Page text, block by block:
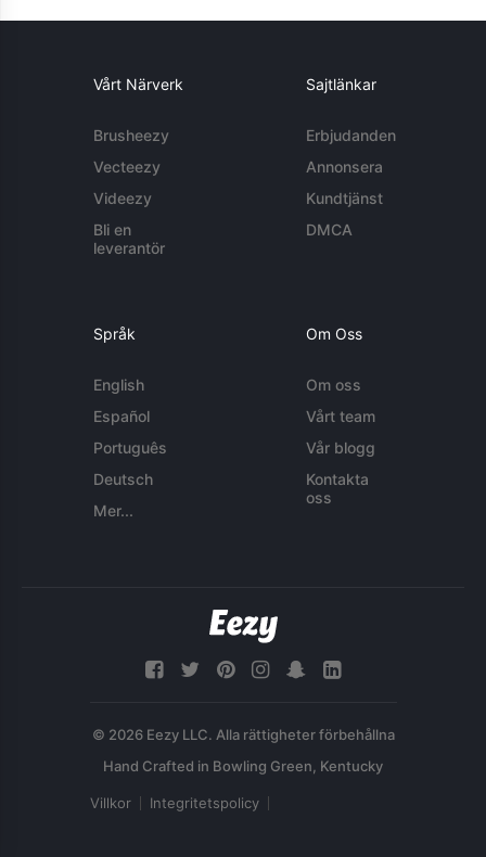
Vårt Närverk
Brusheezy
Vecteezy
Videezy
Bli en
leverantör
Sajtlänkar
Erbjudanden
Annonsera
Kundtjänst
DMCA
Språk
English
Español
Português
Deutsch
Mer...
Om Oss
Om oss
Vårt team
Vår blogg
Kontakta
oss
© 2026 Eezy LLC. Alla rättigheter förbehållna
Villkor Integritetspolicy